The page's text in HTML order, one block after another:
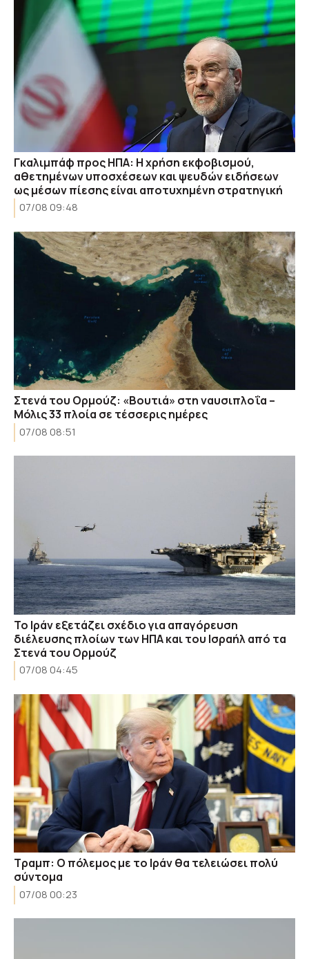
Γκαλιμπάφ προς ΗΠΑ: Η χρήση εκφοβισμού,
αθετημένων υποσχέσεων και ψευδών ειδήσεων
ως μέσων πίεσης είναι αποτυχημένη στρατηγική
07/08 09:48
Στενά του Ορμούζ: «Βουτιά» στη ναυσιπλοΐα –
Μόλις 33 πλοία σε τέσσερις ημέρες
07/08 08:51
Το Ιράν εξετάζει σχέδιο για απαγόρευση
διέλευσης πλοίων των ΗΠΑ και του Ισραήλ από τα
Στενά του Ορμούζ
07/08 04:45
Τραμπ: Ο πόλεμος με το Ιράν θα τελειώσει πολύ
σύντομα
07/08 00:23